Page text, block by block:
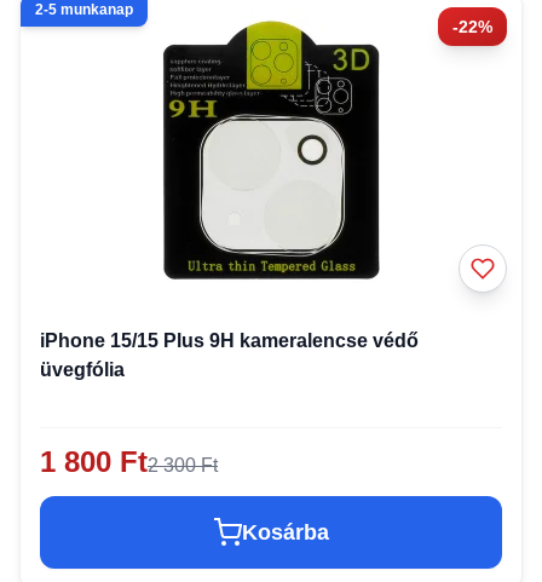
-22%
2-5 munkanap
iPhone 15/15 Plus 9H kameralencse védő
üvegfólia
1 800 Ft2 300 Ft
Kosárba